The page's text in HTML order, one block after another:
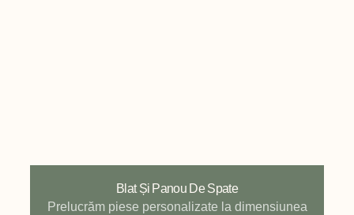
Blat Și Panou De Spate
Prelucrăm piese personalizate la dimensiunea